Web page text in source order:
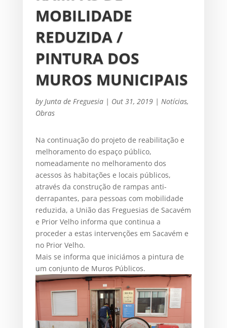
MOBILIDADE
REDUZIDA /
PINTURA DOS
MUROS MUNICIPAIS
by Junta de Freguesia| Out 31, 2019| Notícias,
Obras
Na continuação do projeto de reabilitação e
melhoramento do espaço público,
nomeadamente no melhoramento dos
acessos às habitações e locais públicos,
através da construção de rampas anti-
derrapantes, para pessoas com mobilidade
reduzida, a União das Freguesias de Sacavém
e Prior Velho informa que continua a
proceder a estas intervenções em Sacavém e
no Prior Velho.
Mais se informa que iniciámos a pintura de
um conjunto de Muros Públicos.